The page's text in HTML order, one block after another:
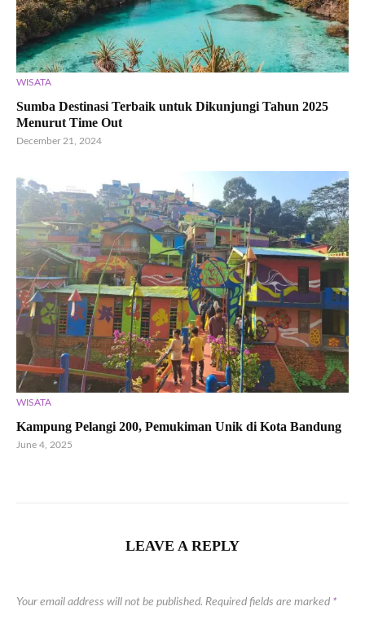
WISATA
Sumba Destinasi Terbaik untuk Dikunjungi Tahun 2025
Menurut Time Out
December 21, 2024
WISATA
Kampung Pelangi 200, Pemukiman Unik di Kota Bandung
June 4, 2025
LEAVE A REPLY
Your email address will not be published. Required fields are marked *